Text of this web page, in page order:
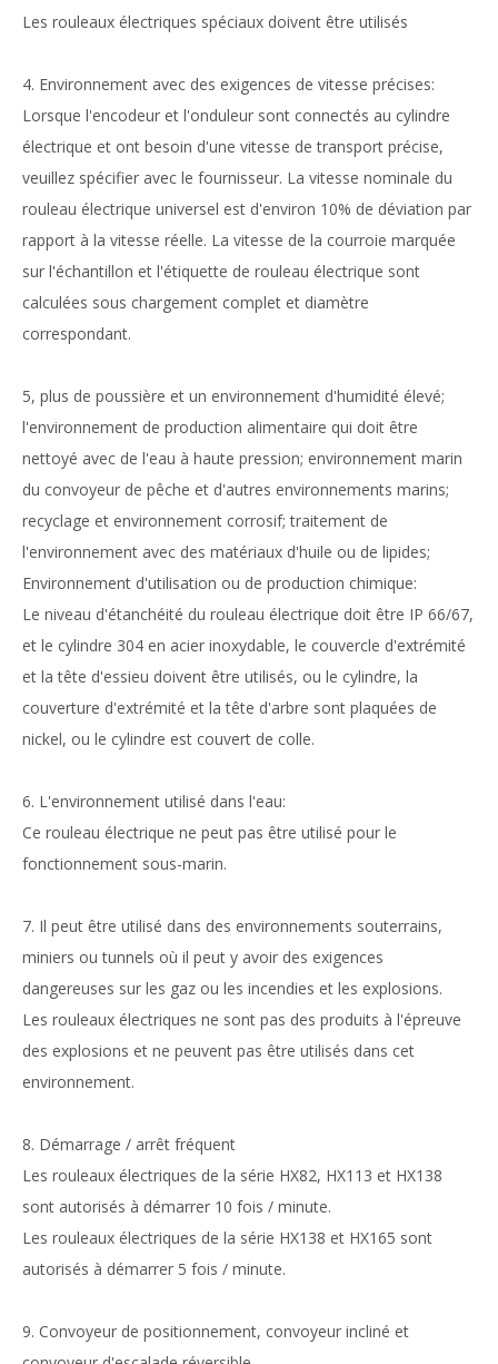
Les rouleaux électriques spéciaux doivent être utilisés
4. Environnement avec des exigences de vitesse précises:
Lorsque l'encodeur et l'onduleur sont connectés au cylindre
électrique et ont besoin d'une vitesse de transport précise,
veuillez spécifier avec le fournisseur. La vitesse nominale du
rouleau électrique universel est d'environ 10% de déviation par
rapport à la vitesse réelle. La vitesse de la courroie marquée
sur l'échantillon et l'étiquette de rouleau électrique sont
calculées sous chargement complet et diamètre
correspondant.
5, plus de poussière et un environnement d'humidité élevé;
l'environnement de production alimentaire qui doit être
nettoyé avec de l'eau à haute pression; environnement marin
du convoyeur de pêche et d'autres environnements marins;
recyclage et environnement corrosif; traitement de
l'environnement avec des matériaux d'huile ou de lipides;
Environnement d'utilisation ou de production chimique:
Le niveau d'étanchéité du rouleau électrique doit être IP 66/67,
et le cylindre 304 en acier inoxydable, le couvercle d'extrémité
et la tête d'essieu doivent être utilisés, ou le cylindre, la
couverture d'extrémité et la tête d'arbre sont plaquées de
nickel, ou le cylindre est couvert de colle.
6. L'environnement utilisé dans l'eau:
Ce rouleau électrique ne peut pas être utilisé pour le
fonctionnement sous-marin.
7. Il peut être utilisé dans des environnements souterrains,
miniers ou tunnels où il peut y avoir des exigences
dangereuses sur les gaz ou les incendies et les explosions.
Les rouleaux électriques ne sont pas des produits à l'épreuve
des explosions et ne peuvent pas être utilisés dans cet
environnement.
8. Démarrage / arrêt fréquent
Les rouleaux électriques de la série HX82, HX113 et HX138
sont autorisés à démarrer 10 fois / minute.
Les rouleaux électriques de la série HX138 et HX165 sont
autorisés à démarrer 5 fois / minute.
9. Convoyeur de positionnement, convoyeur incliné et